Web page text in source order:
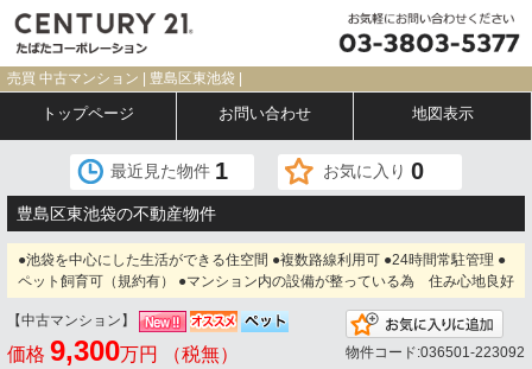
売買 中古マンション | 豊島区東池袋 |
トップページ お問い合わせ 地図表示
最近見た物件 1 お気に入り 0
豊島区東池袋の不動産物件
●池袋を中心にした生活ができる住空間 ●複数路線利用可 ●24時間常駐管理 ●
ペット飼育可（規約有） ●マンション内の設備が整っている為 住み心地良好
【中古マンション】
価格 9,300万円 （税無）
物件コード:036501-223092